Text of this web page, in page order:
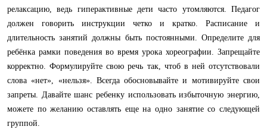
релаксацию, ведь гиперактивные дети часто утомляются. Педагог
должен говорить инструкции четко и кратко. Расписание и
длительность занятий должны быть постоянными. Определите для
ребёнка рамки поведения во время урока хореографии. Запрещайте
корректно. Формулируйте свою речь так, чтоб в ней отсутствовали
слова «нет», «нельзя». Всегда обосновывайте и мотивируйте свои
запреты. Давайте шанс ребенку использовать избыточную энергию,
можете по желанию оставлять еще на одно занятие со следующей
группой.